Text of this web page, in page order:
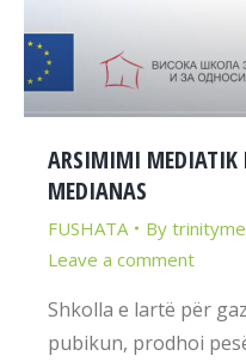
ARSIMIMI MEDIATIK
MEDIANAS
FUSHATA By
Leave a comment
Shkolla e lartë për
pubikun, prodhoi